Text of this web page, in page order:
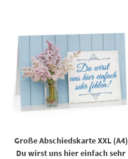
Große Abschiedskarte XXL (A4)
Du wirst uns hier einfach sehr